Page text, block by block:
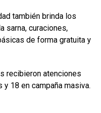
también brinda los
sarna, curaciones,
de forma gratuita y
recibieron atenciones
18 en campaña masiva.